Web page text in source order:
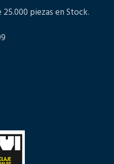
piezas en Stock.